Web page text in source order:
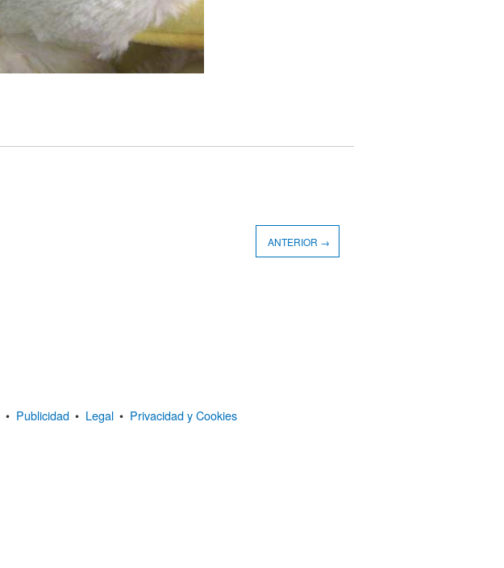
ANTERIOR →
• Publicidad • Legal • Privacidad y Cookies